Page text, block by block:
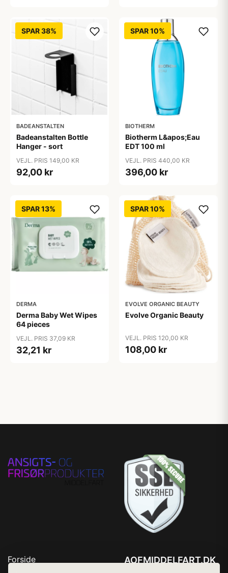
SPAR 38%
BADEANSTALTEN
Badeanstalten Bottle
Hanger - sort
VEJL. PRIS 149,00 KR
92,00 kr
SPAR 10%
BIOTHERM
Biotherm L&apos;Eau
EDT 100 ml
VEJL. PRIS 440,00 KR
396,00 kr
SPAR 13%
DERMA
Derma Baby Wet Wipes
64 pieces
VEJL. PRIS 37,09 KR
32,21 kr
SPAR 10%
EVOLVE ORGANIC BEAUTY
Evolve Organic Beauty
VEJL. PRIS 120,00 KR
108,00 kr
Forside
AOFMIDDELFART.DK